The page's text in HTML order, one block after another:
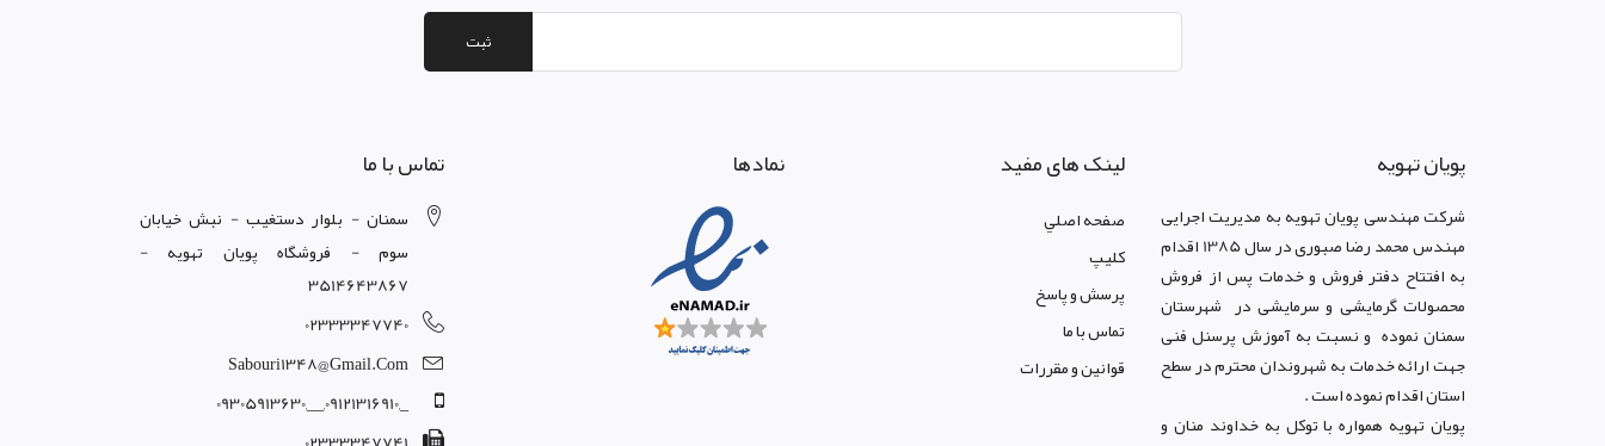
ثبت
پويان تهويه
شرکت مهندسی پویان تهویهبه مدیریت اجرایی
مهندس محمد رضا صبوری در سال 1385 اقدام
به افتتاح دفتر فروش و خدمات پس از فروش
محصولات گرمایشی و سرمایشی در شهرستان
سمنان نموده و نسبت به آموزش پرسنل فنی
جهت ارائه خدمات به شهروندان محترم در سطح
استان اقدام نموده است .
پویان تهویه همواره با توکل به خداوند منان و
لینک های مفید
صفحه اصلي
کليپ
پرسش و پاسخ
تماس با ما
قوانين و مقررات
نمادها تماس با ما
سمنان - بلوار دستغيب - نبش خيابان
سوم - فروشگاه پويان تهويه -
3514643867
02333347740
Sabouri1348@gmail.com
_,09121316910,__,09305913630